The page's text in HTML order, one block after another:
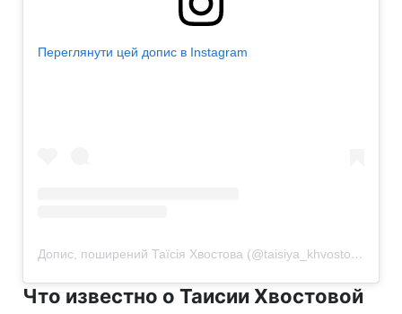
Переглянути цей допис в Instagram
Допис, поширений Таїсія Хвостова (@taisiya_khvostova)
Что известно о Таисии Хвостовой